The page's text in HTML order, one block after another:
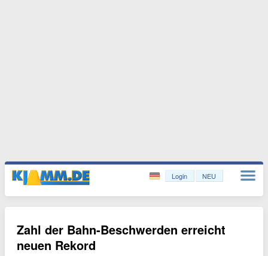
Login NEU
Zahl der Bahn-Beschwerden erreicht
neuen Rekord